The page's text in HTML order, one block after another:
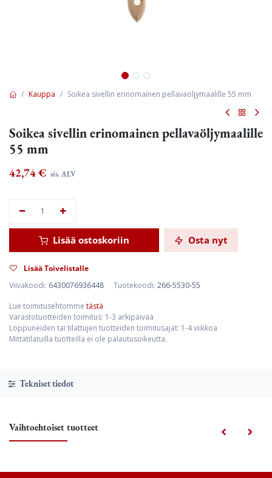
Kauppa Soikea sivellin erinomainen pellavaöljymaalille 55 mm
Soikea sivellin erinomainen pellavaöljymaalille
55 mm
42,74€ sis. ALV
Lisää ostoskoriin Osta nyt
Lisää Toivelistalle
Viivakoodi: 6430076936448 Tuotekoodi: 266-5530-55
Lue toimitusehtomme tästä
Varastotuotteiden toimitus: 1-3 arkipäivää
Loppuneiden tai tilattujen tuotteiden toimitusajat: 1-4 viikkoa
Mittatilatuilla tuotteilla ei ole palautusoikeutta.
Tekniset tiedot
Vaihtoehtoiset tuotteet